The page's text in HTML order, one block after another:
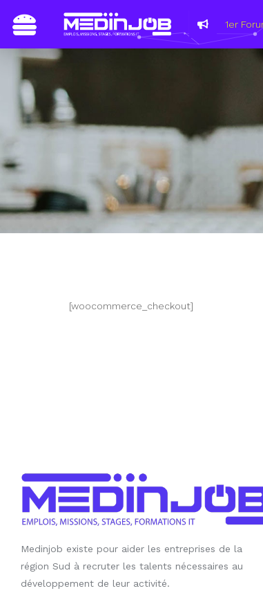
1er
[woocommerce_checkout]
Medinjob existe pour aider les entreprises de la
région Sud à recruter les talents nécessaires au
développement de leur activité.